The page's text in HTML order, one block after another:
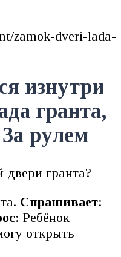
zamok-dveri-lada-
изнутри
гранта,
рулем
Спрашивает:
: Ребёнок
открыть